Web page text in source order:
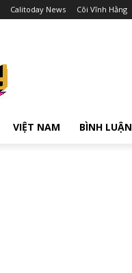
Calitoday News Cõi Vĩnh Hằng
VIỆT NAM BÌNH LUẬN